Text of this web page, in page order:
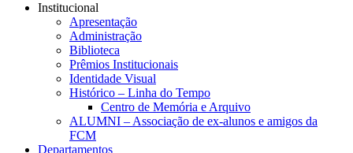
Institucional
Apresentação
Administração
Biblioteca
Prêmios Institucionais
Identidade Visual
Histórico – Linha do Tempo
Centro de Memória e Arquivo
ALUMNI – Associação de ex-alunos e amigos da
FCM
Departamentos